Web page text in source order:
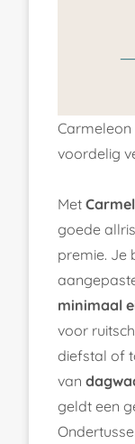
Carmeleon
voordelig
Met
goede
premie. Je
minimaal
voor
diefstal of
van
geldt een